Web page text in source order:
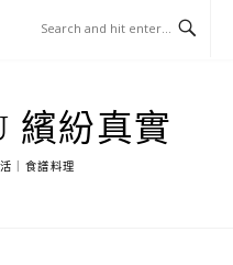
繽紛真實
｜食譜料理